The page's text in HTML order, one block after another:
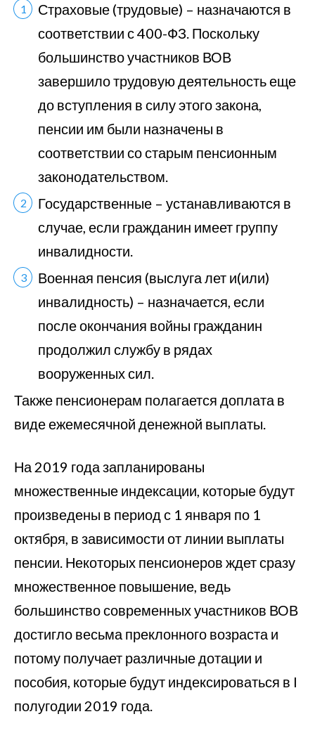
Страховые (трудовые) – назначаются в
соответствии с 400-ФЗ. Поскольку
большинство участников ВОВ
завершило трудовую деятельность еще
до вступления в силу этого закона,
пенсии им были назначены в
соответствии со старым пенсионным
законодательством.
Государственные – устанавливаются в
случае, если гражданин имеет группу
инвалидности.
Военная пенсия (выслуга лет и(или)
инвалидность) – назначается, если
после окончания войны гражданин
продолжил службу в рядах
вооруженных сил.
Также пенсионерам полагается доплата в
виде ежемесячной денежной выплаты.
На 2019 года запланированы
множественные индексации, которые будут
произведены в период с 1 января по 1
октября, в зависимости от линии выплаты
пенсии. Некоторых пенсионеров ждет сразу
множественное повышение, ведь
большинство современных участников ВОВ
достигло весьма преклонного возраста и
потому получает различные дотации и
пособия, которые будут индексироваться в I
полугодии 2019 года.